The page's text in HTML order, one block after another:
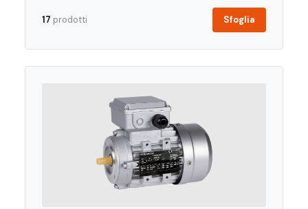
17 prodotti Sfoglia